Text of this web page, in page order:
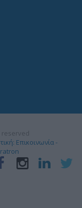
reserved
Επικοινωνία -